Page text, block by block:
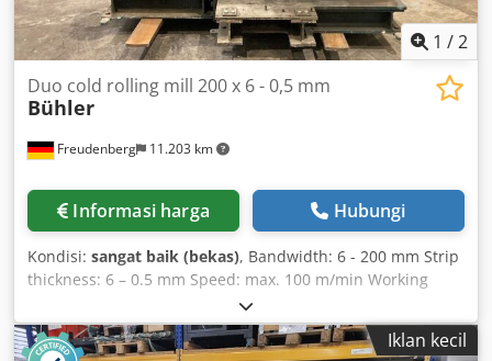
1 /2
Freudenberg 11.203 km
Duo cold rolling mill 200 x 6 - 0,5 mm
Bühler
Informasi harga Hubungi
Kondisi: sangat baik (bekas), Bandwidth: 6 - 200 mm Strip
thickness: 6 – 0.5 mm Speed: max. 100 m/min Working
direction: optional Work roll diameter: 250 mm Roll length:
250 mm Csdpfxsp E Ed Rj Akrjha Roll core for roll ring
assembly: 190 mm
Iklan kecil